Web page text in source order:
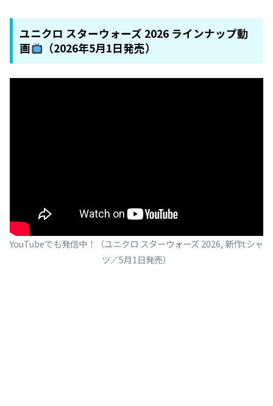
ユニクロ スターウォーズ 2026 ラインナップ動
画
（2026年5月1日発売）
YouTubeでも発信中！（ユニクロ スターウォーズ 2026, 新作tシャ
ツ／5月1日発売）